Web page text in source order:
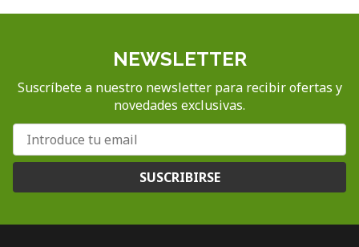
NEWSLETTER
Suscríbete a nuestro newsletter para recibir ofertas y
novedades exclusivas.
SUSCRIBIRSE